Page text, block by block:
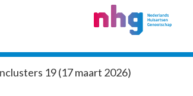
19 (17 maart 2026)